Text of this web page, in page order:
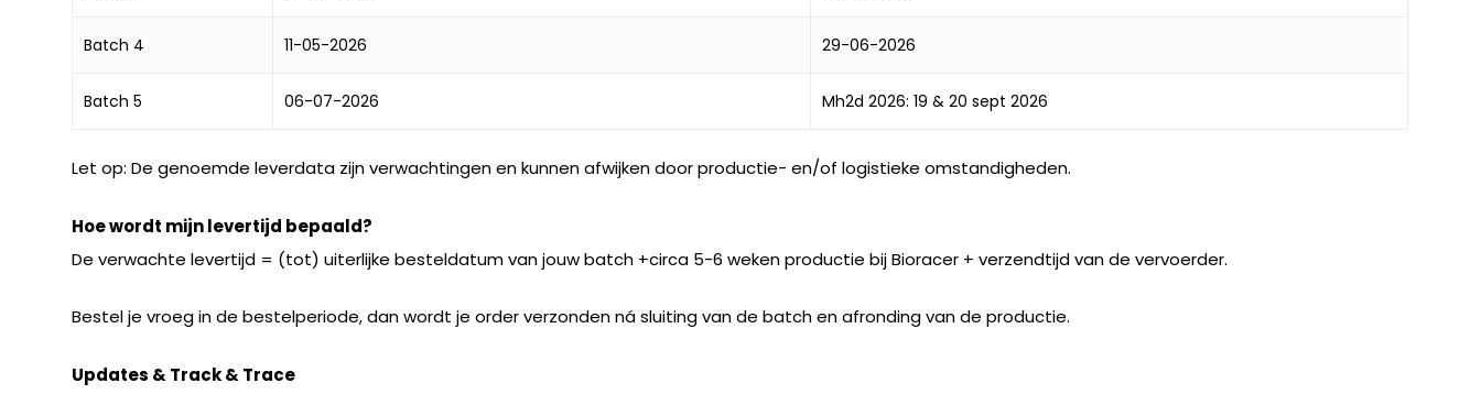
Batch 4 11-05-2026 29-06-2026
Batch 5 06-07-2026 Mh2d 2026: 19 & 20 sept 2026
Let op: De genoemde leverdata zijn verwachtingen en kunnen afwijken door productie- en/of logistieke omstandigheden.
Hoe wordt mijn levertijd bepaald?
De verwachte levertijd = (tot) uiterlijke besteldatum van jouw batch +circa 5-6 weken productie bij Bioracer + verzendtijd van de vervoerder.
Bestel je vroeg in de bestelperiode, dan wordt je order verzonden ná sluiting van de batch en afronding van de productie.
Updates & Track & Trace